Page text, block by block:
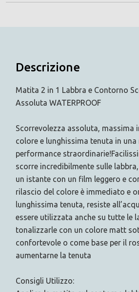
Descrizione
Matita 2 in 1 Labbra e Contorno
Assoluta WATERPROOF
Scorrevolezza assoluta, massima
colore e lunghissima tenuta in
performance
scorre incredibilmente sulle
un istante con un film leggero e
rilascio del colore è immediato e
lunghissima tenuta, resiste
essere utilizzata anche su tutte le
tonalizzarle con un colore matt
confortevole o come base per il
aumentarne la tenuta
Consigli Utilizzo: